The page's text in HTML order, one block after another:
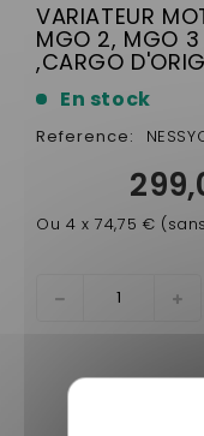
VARIATEUR
MGO 2, MGO
,CARGO
En stock
Reference:
Ou 4 x 74,75 €